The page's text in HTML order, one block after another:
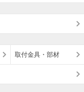
取付金具・部材